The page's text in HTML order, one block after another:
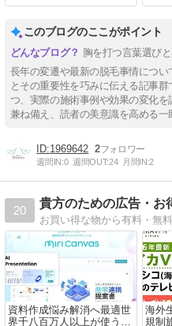
このブログのここがポイント
胸を打つ言葉選び
長年の変遷や最新の脱毛事情につ
とその重要性を巧みに伝える記事
つ、実際の施術事例や効果の変化
兼ね備え、読者の美意識を高める一
1969642 2
週間IN:0 週間OUT:24 月間IN:2
20
貴方のための広告・
資料作成悩み解消へ最適世
界千八百万人以上が使うブ
海外
規制